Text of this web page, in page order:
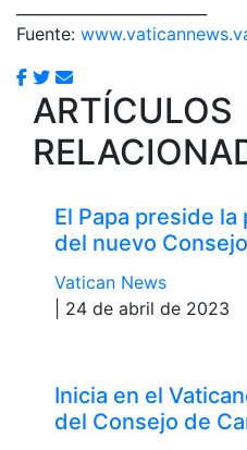
Fuente:
ARTÍCULOS
El Papa preside
del nuevo
Vatican News
| 24 de abril de 2023
Inicia en el
del Consejo de